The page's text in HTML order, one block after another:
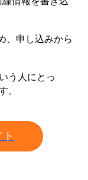
、申し込みから
う人にとっ